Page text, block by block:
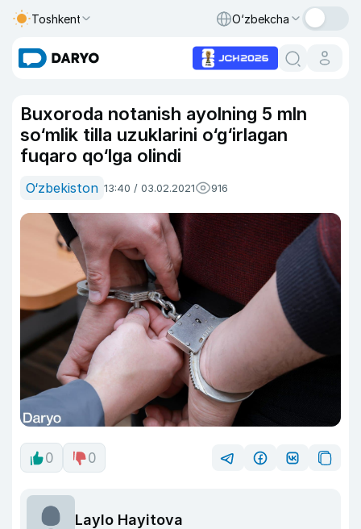
Toshkent O‘zbekcha
Buxoroda notanish ayolning 5 mln
so‘mlik tilla uzuklarini o‘g‘irlagan
fuqaro qo‘lga olindi
O‘zbekiston 13:40 / 03.02.2021 916
0 0
Laylo Hayitova